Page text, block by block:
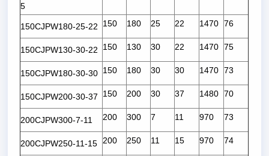
5
150CJPW180-25-22 150 180 25 22 1470 76
150CJPW130-30-22 150 130 30 22 1470 75
150CJPW180-30-30 150 180 30 30 1470 73
150CJPW200-30-37 150 200 30 37 1480 70
200CJPW300-7-11 200 300 7 11 970 73
200CJPW250-11-15 200 250 11 15 970 74